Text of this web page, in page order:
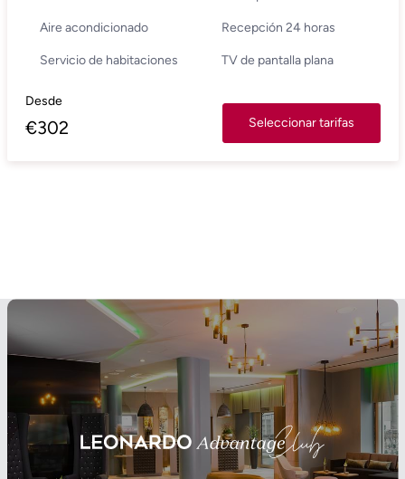
Aire acondicionado Recepción 24 horas
Servicio de habitaciones TV de pantalla plana
Desde
€302 Seleccionar tarifas